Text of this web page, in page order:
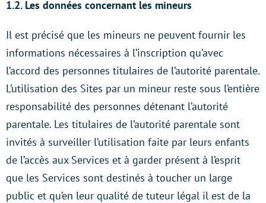
1.2. Les données concernant les mineurs
Il est précisé que les mineurs ne peuvent fournir les
informations nécessaires à l’inscription qu’avec
l’accord des personnes titulaires de l’autorité parentale.
L’utilisation des Sites par un mineur reste sous l’entière
responsabilité des personnes détenant l’autorité
parentale. Les titulaires de l’autorité parentale sont
invités à surveiller l’utilisation faite par leurs enfants
de l’accès aux Services et à garder présent à l’esprit
que les Services sont destinés à toucher un large
public et qu’en leur qualité de tuteur légal il est de la